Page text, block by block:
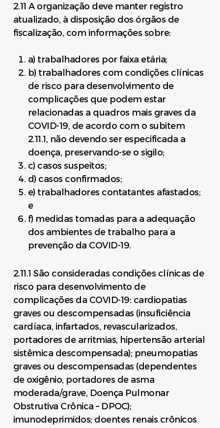
2.11 A organização deve manter registro
atualizado, à disposição dos órgãos de
fiscalização, com informações sobre:
a) trabalhadores por faixa etária;
b) trabalhadores com condições clínicas
de risco para desenvolvimento de
complicações que podem estar
relacionadas a quadros mais graves da
COVID-19, de acordo com o subitem
2.11.1, não devendo ser especificada a
doença, preservando-se o sigilo;
c) casos suspeitos;
d) casos confirmados;
e) trabalhadores contatantes afastados;
e
f) medidas tomadas para a adequação
dos ambientes de trabalho para a
prevenção da COVID-19.
2.11.1 São consideradas condições clínicas de
risco para desenvolvimento de
complicações da COVID-19: cardiopatias
graves ou descompensadas (insuficiência
cardíaca, infartados, revascularizados,
portadores de arritmias, hipertensão arterial
sistêmica descompensada); pneumopatias
graves ou descompensadas (dependentes
de oxigênio, portadores de asma
moderada/grave, Doença Pulmonar
Obstrutiva Crônica – DPOC);
imunodeprimidos; doentes renais crônicos